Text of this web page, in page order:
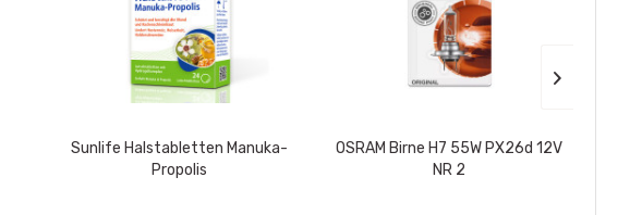
Sunlife Halstabletten Manuka-
Propolis
OSRAM Birne H7 55W PX26d 12V
NR 2